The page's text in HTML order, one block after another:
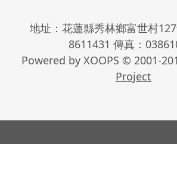
8611431 傳真：
Powered by XOOPS © 2001-
Project